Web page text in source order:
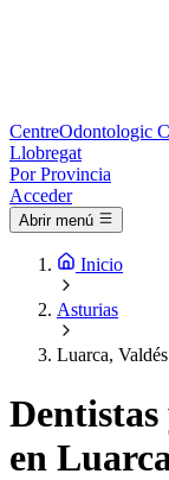
CentreOdontologic
Llobregat
Por Provincia
Acceder
Abrir menú
Inicio
Asturias
Luarca, Valdés
en